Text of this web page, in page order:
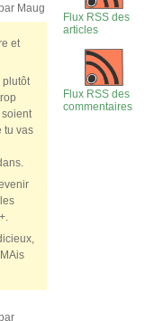
Maug
et
plutôt
tu vas
Flux RSS des
articles
Flux RSS des
commentaires